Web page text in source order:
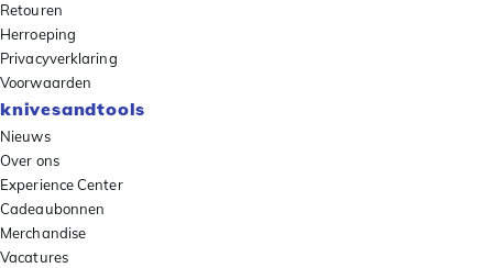
Retouren
Herroeping
Privacyverklaring
Voorwaarden
knivesandtools
Nieuws
Over ons
Experience Center
Cadeaubonnen
Merchandise
Vacatures